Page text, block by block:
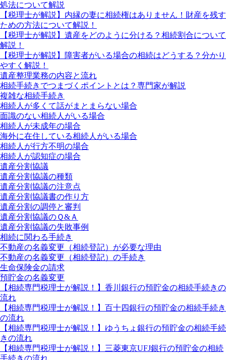
処法について解説
【税理士が解説】内縁の妻に相続権はありません！財産を残す
ための方法について解説！
【税理士が解説】遺産をどのように分ける？相続割合について
解説！
【税理士が解説】障害者がいる場合の相続はどうする？分かり
やすく解説！
遺産整理業務の内容と流れ
相続手続きでつまづくポイントとは？専門家が解説
複雑な相続手続き
相続人が多くて話がまとまらない場合
面識のない相続人がいる場合
相続人が未成年の場合
海外に在住している相続人がいる場合
相続人が行方不明の場合
相続人が認知症の場合
遺産分割協議
遺産分割協議の種類
遺産分割協議の注意点
遺産分割協議書の作り方
遺産分割の調停と審判
遺産分割協議のＱ&Ａ
遺産分割協議の失敗事例
相続に関わる手続き
不動産の名義変更（相続登記）が必要な理由
不動産の名義変更（相続登記）の手続き
生命保険金の請求
預貯金の名義変更
【相続専門税理士が解説！】香川銀行の預貯金の相続手続きの
流れ
【相続専門税理士が解説！】百十四銀行の預貯金の相続手続き
の流れ
【相続専門税理士が解説！】ゆうちょ銀行の預貯金の相続手続
きの流れ
【相続専門税理士が解説！】三菱東京UFJ銀行の預貯金の相続
手続きの流れ